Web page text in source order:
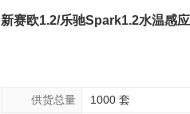
新赛欧1.2/乐驰Spark1.2水温感
供货总量 1000 套